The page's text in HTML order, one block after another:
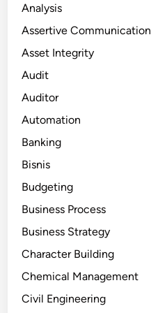
Analysis
Assertive Communication
Asset Integrity
Audit
Auditor
Automation
Banking
Bisnis
Budgeting
Business Process
Business Strategy
Character Building
Chemical Management
Civil Engineering